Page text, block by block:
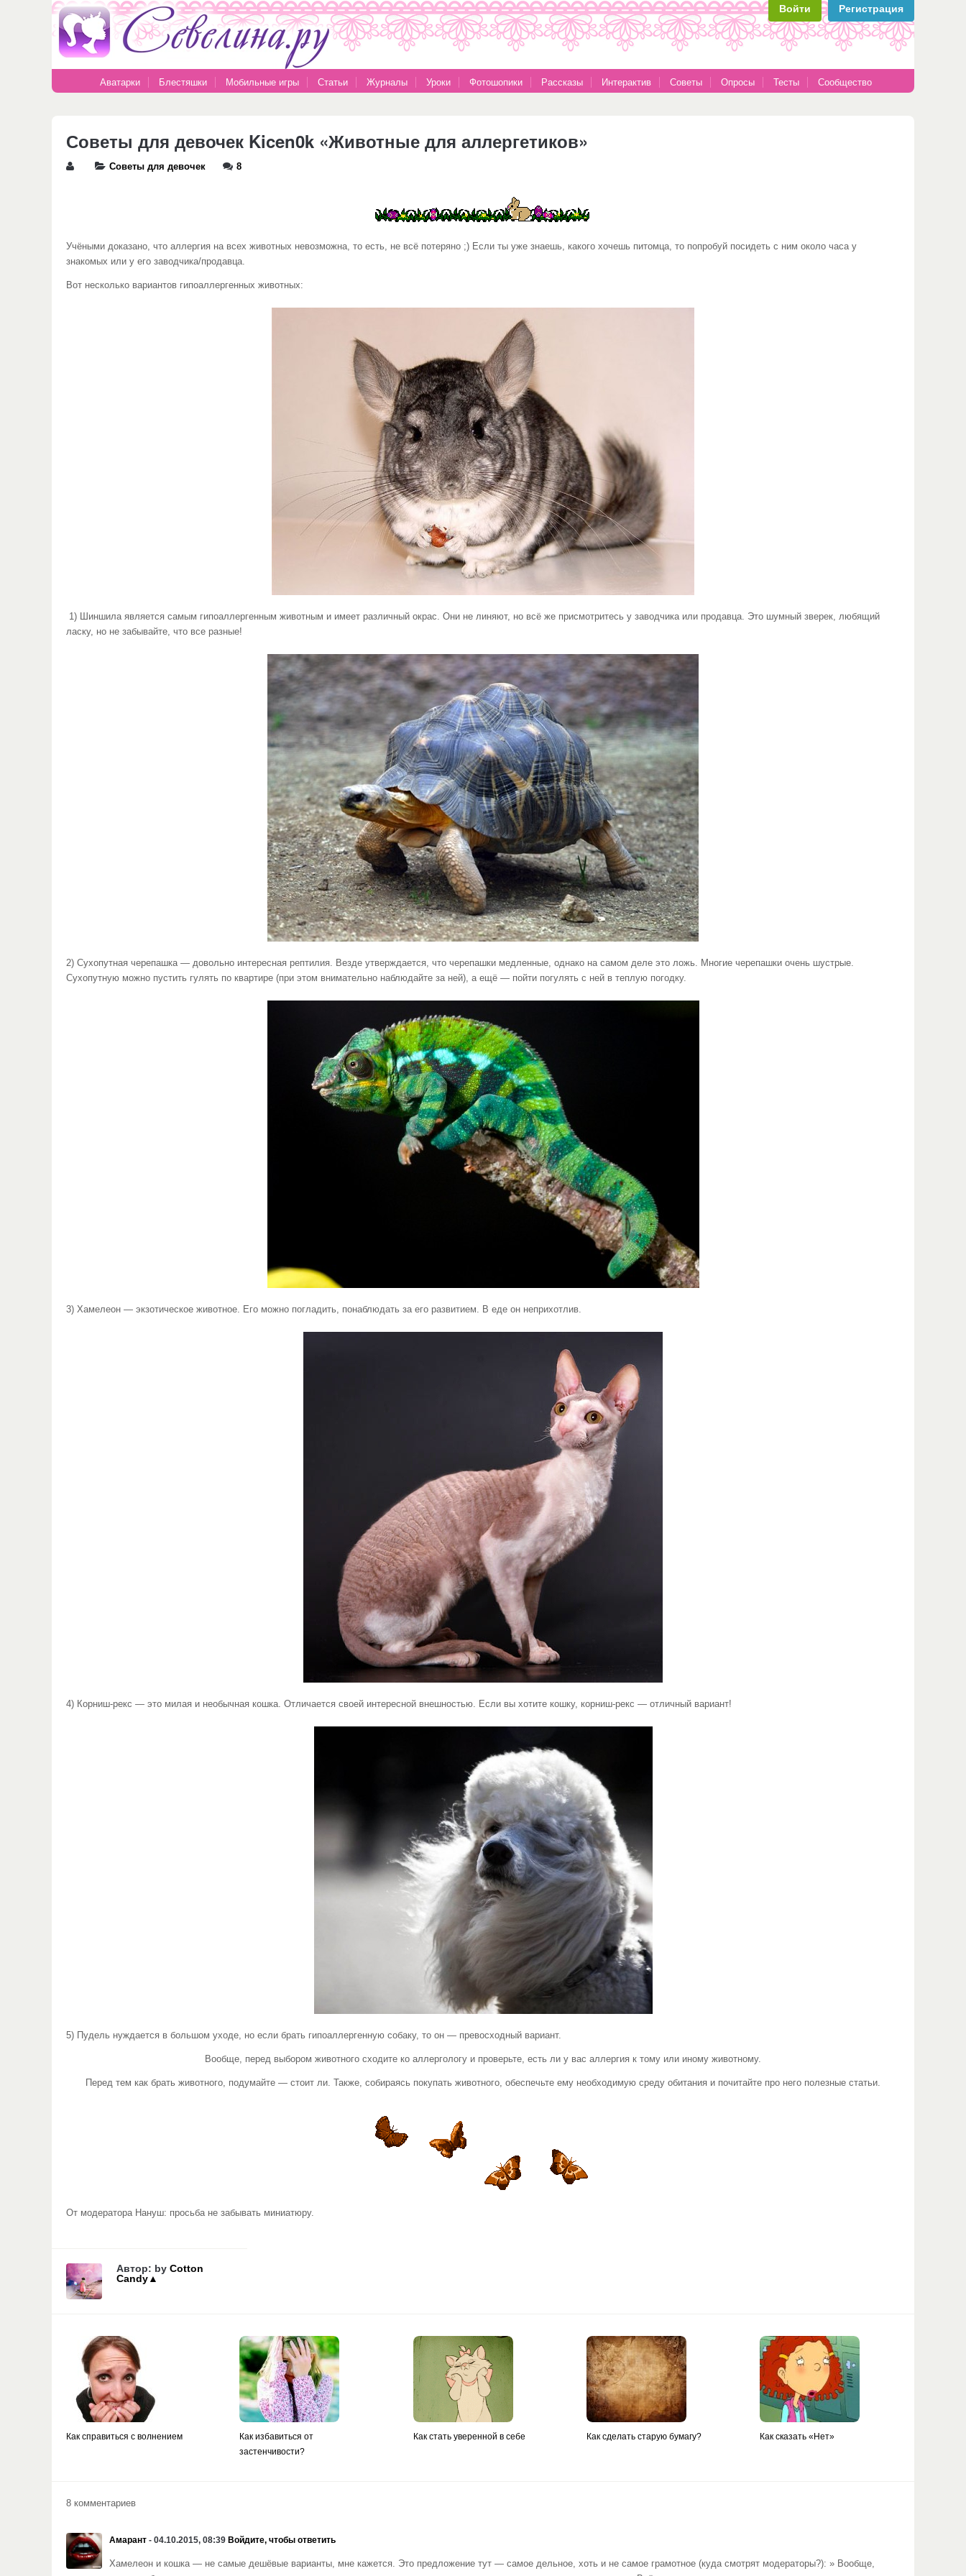
Войти Регистрация
Аватарки Блестяшки Мобильные игры Статьи Журналы Уроки Фотошопики Рассказы Интерактив Советы Опросы Тесты Сообщество
Советы для девочек Kicen0k «Животные для аллергетиков»
Советы для девочек 8
Учёными доказано, что аллергия на всех животных невозможна, то есть, не всё потеряно ;) Если ты уже знаешь, какого хочешь питомца, то попробуй посидеть с ним около часа у
знакомых или у его заводчика/продавца.
Вот несколько вариантов гипоаллергенных животных:
1) Шиншила является самым гипоаллергенным животным и имеет различный окрас. Они не линяют, но всё же присмотритесь у заводчика или продавца. Это шумный зверек, любящий
ласку, но не забывайте, что все разные!
2) Сухопутная черепашка — довольно интересная рептилия. Везде утверждается, что черепашки медленные, однако на самом деле это ложь. Многие черепашки очень шустрые.
Сухопутную можно пустить гулять по квартире (при этом внимательно наблюдайте за ней), а ещё — пойти погулять с ней в теплую погодку.
3) Хамелеон — экзотическое животное. Его можно погладить, понаблюдать за его развитием. В еде он неприхотлив.
4) Корниш-рекс — это милая и необычная кошка. Отличается своей интересной внешностью. Если вы хотите кошку, корниш-рекс — отличный вариант!
5) Пудель нуждается в большом уходе, но если брать гипоаллергенную собаку, то он — превосходный вариант.
Вообще, перед выбором животного сходите ко аллергологу и проверьте, есть ли у вас аллергия к тому или иному животному.
Перед тем как брать животного, подумайте — стоит ли. Также, собираясь покупать животного, обеспечьте ему необходимую среду обитания и почитайте про него полезные статьи.
От модератора Нануш: просьба не забывать миниатюру.
Автор: by Cotton
Сandy▲
Как справиться с волнением
Как избавиться от
застенчивости?
Как стать уверенной в себе Как сделать старую бумагу? Как сказать «Нет»
8 комментариев
Амарант - 04.10.2015, 08:39 Войдите, чтобы ответить
Хамелеон и кошка — не самые дешёвые варианты, мне кажется. Это предложение тут — самое дельное, хоть и не самое грамотное (куда смотрят модераторы?): » Вообще,